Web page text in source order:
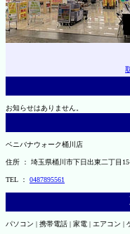
お知らせはありません。
ベニバナウォーク桶川店
住所 ： 埼玉県桶川市下日出東二丁目
TEL ： 0487895561
パソコン | 携帯電話 | 家電 | エアコン |